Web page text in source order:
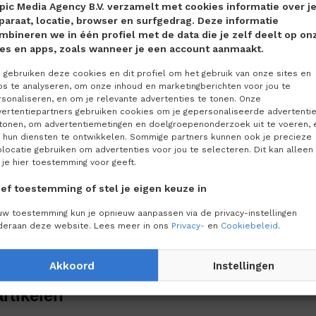
Media Agency B.V. verzamelt met cookies informatie over je
locatie, browser en surfgedrag. Deze informatie
we in één profiel met de data die je zelf deelt op
en apps, zoals wanneer je een account aanmaakt.
gebruiken deze cookies en dit profiel om het gebruik van onze sites en
te analyseren, om onze inhoud en marketingberichten voor jou te
en om je relevante advertenties te tonen. Onze
gebruiken cookies om je gepersonaliseerde
om advertentiemetingen en doelgroepenonderzoek uit te voeren,
hun diensten te ontwikkelen. Sommige partners kunnen ook je precieze
gebruiken om advertenties voor jou te selecteren. Dit kan alleen
je hier toestemming voor geeft.
toestemming of stel je eigen keuze in
toestemming kun je opnieuw aanpassen via de privacy-instellingen
deze website. Lees meer in ons Privacy- en Cookiebeleid.
Akkoord Instellingen
zit hem in de hoeveelheid betrokken organisaties en
om goede zorg te kunnen verlenen. Denk aan de
Al die domeinen hebben vaak hun eigen systemen
met elkaar pratende systemen.’ Als stelselbeheerder en
door te werken aan data die beschikbaar, bereikbaar en
plek, voor de juiste persoon. Niessen: ‘We ontwikkelen
zorgen dat gezondheidsinformatie eenduidig kan worden
in het zorginformatiestelsel en we stimuleren
Zodat databeschikbaarheid uiteindelijk leidt tot betere en
om mensen, de patiënten en de professionals van nu en
ontvangen of verlenen. Data zijn daarbij maar een middel